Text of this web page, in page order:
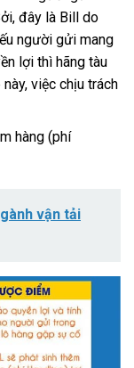
đây là Bill do
người gửi mang
lợi thì hãng tàu
việc chịu trách
hàng (phí
vận tải